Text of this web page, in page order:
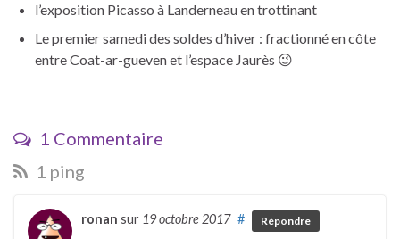
l’exposition Picasso à Landerneau en trottinant
Le premier samedi des soldes d’hiver : fractionné en côte
entre Coat-ar-gueven et l’espace Jaurès 😉
1 Commentaire
1 ping
ronan sur 19 octobre 2017 # Répondre